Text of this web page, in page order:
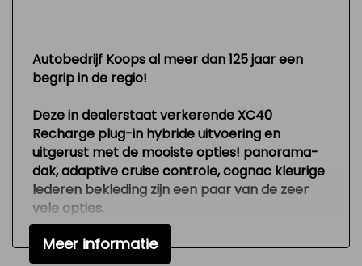
Dealer onderhouden
Elektrisch bedienbare achterklep met
sensorsturing
File-assistent
Grootlicht-assistent
Hill hold-functie
Interieur voorverwarmingsinstallatie
Autobedrijf Koops al meer dan 125 jaar een
begrip in de regio!
Deze in dealerstaat verkerende XC40
Recharge plug-in hybride uitvoering en
uitgerust met de mooiste opties! panorama-
dak, adaptive cruise controle, cognac kleurige
lederen bekleding zijn een paar van de zeer
vele opties.
Exterieur
Meer informatie